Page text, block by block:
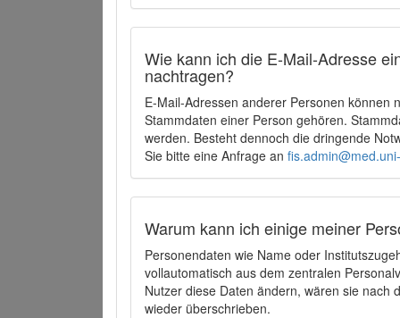
Wie kann ich die E-Mail-Adresse
nachtragen?
E-Mail-Adressen anderer Personen können
Stammdaten einer Person gehören.
werden. Besteht dennoch die dringende
Sie bitte eine Anfrage an
Warum kann ich einige meiner
Personendaten wie Name oder
vollautomatisch aus dem zentralen
Nutzer diese Daten ändern, wären sie
wieder überschrieben.